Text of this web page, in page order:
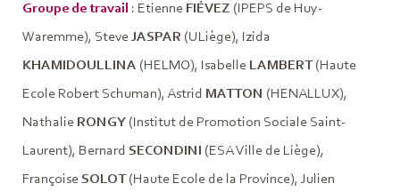
Groupe de travail : Etienne FIÉVEZ (IPEPS de Huy-
Waremme), SteveJASPAR (ULiège), Izida
KHAMIDOULLINA (HELMO), Isabelle LAMBERT(Haute
Ecole Robert Schuman), Astrid MATTON (HENALLUX),
Nathalie RONGY (Institut de Promotion Sociale Saint-
Laurent), Bernard SECONDINI
(ESA Ville de Liège),
FrançoiseSOLOT(Haute Ecole de la Province), Julien